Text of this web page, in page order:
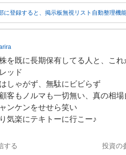
に登録すると、掲示板無視リスト自動整理機
を既に長期保有してる人と、こ
ッド
しゃがず、無駄にビビらず
顧客もノルマも一切無い、真の相
ンケンをせせら笑い
気楽にテキトーに行こー♪
する 投資の